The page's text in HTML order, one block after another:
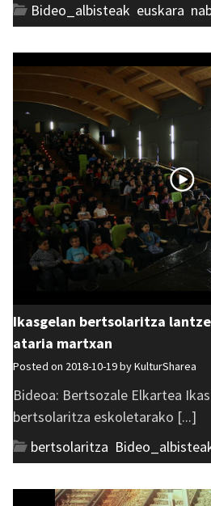
Bideo_albisteak euskara
Ikasgelan bertsolaritza
ataria martxan
Posted on 2018-10-19 byKulturSharea
Bideoa: Bertsozale Elkartea
bertsolaritza eskoletarako [...]
bertsolaritza